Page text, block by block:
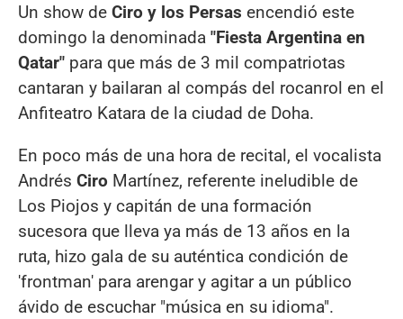
Un show de Ciro y los Persas encendió este
domingo la denominada "Fiesta Argentina en
Qatar" para que más de 3 mil compatriotas
cantaran y bailaran al compás del rocanrol en el
Anfiteatro Katara de la ciudad de Doha.
En poco más de una hora de recital, el vocalista
Andrés Ciro Martínez, referente ineludible de
Los Piojos y capitán de una formación
sucesora que lleva ya más de 13 años en la
ruta, hizo gala de su auténtica condición de
'frontman' para arengar y agitar a un público
ávido de escuchar "música en su idioma".